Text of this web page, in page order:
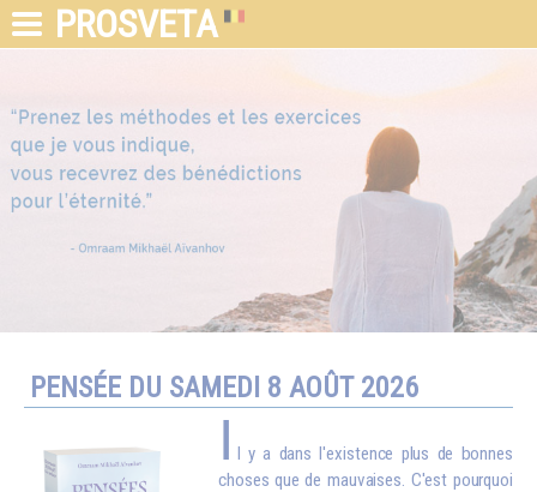
PROSVETA
PENSÉE DU SAMEDI 8 AOÛT 2026
I l y a dans l'existence plus de bonnes
choses que de mauvaises. C'est pourquoi